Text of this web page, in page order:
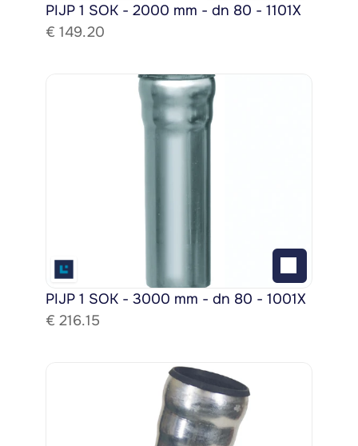
PIJP 1 SOK - 2000 mm - dn 80 - 1101X
€ 149.20
PIJP 1 SOK - 3000 mm - dn 80 - 1001X
€ 216.15